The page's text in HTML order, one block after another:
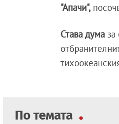
"Апачи",
Става дума за
По темата